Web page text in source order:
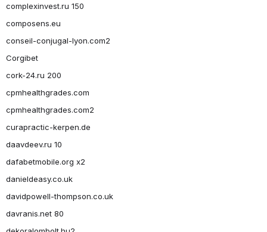
complexinvest.ru 150
composens.eu
conseil-conjugal-lyon.com2
Corgibet
cork-24.ru 200
cpmhealthgrades.com
cpmhealthgrades.com2
curapractic-kerpen.de
daavdeev.ru 10
dafabetmobile.org x2
danieldeasy.co.uk
davidpowell-thompson.co.uk
davranis.net 80